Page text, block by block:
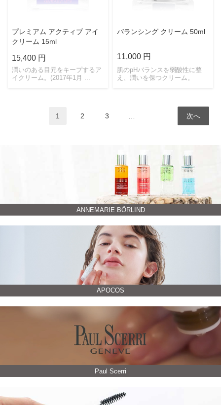
ANNEMARIE BÖRLIND
APOCOS
Paul Scerri
プレミアム アクティブ アイ
クリーム 15ml
15,400 円
潤いのある目元をキープするア
イクリーム。(2017年1月 ...
バランシング クリーム 50ml
11,000 円
肌のpHバランスを弱酸性に整
え、潤いを保つクリーム。
1 2 3 次へ